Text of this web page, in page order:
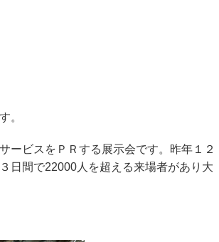
。
ービスをＰＲする展示会です。昨年１２
日間で22000人を超える来場者があり大